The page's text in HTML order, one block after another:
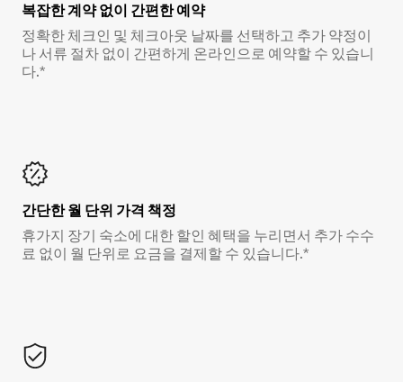
복잡한 계약 없이 간편한 예약
정확한 체크인 및 체크아웃 날짜를 선택하고 추가 약정이
나 서류 절차 없이 간편하게 온라인으로 예약할 수 있습니
다.*
간단한 월 단위 가격 책정
휴가지 장기 숙소에 대한 할인 혜택을 누리면서 추가 수수
료 없이 월 단위로 요금을 결제할 수 있습니다.*